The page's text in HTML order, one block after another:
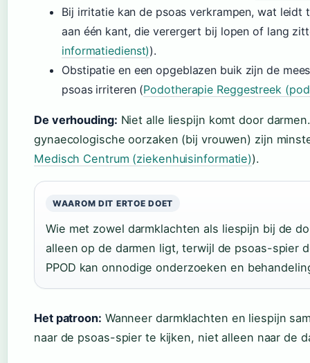
Bij irritatie kan de psoas verkrampen, wat leidt
aan één kant, die verergert bij lopen of lang
informatiedienst)).
Obstipatie en een opgeblazen buik zijn de
psoas irriteren (Podotherapie Reggestreek
De verhouding: Niet alle liespijn komt door
gynaecologische oorzaken (bij vrouwen) zijn
Medisch Centrum (ziekenhuisinformatie)).
WAAROM DIT ERTOE DOET
Wie met zowel darmklachten als liespijn bij de
alleen op de darmen ligt, terwijl de psoas-spier
PPOD kan onnodige onderzoeken en
Het patroon: Wanneer darmklachten en liespijn
naar de psoas-spier te kijken, niet alleen naar de